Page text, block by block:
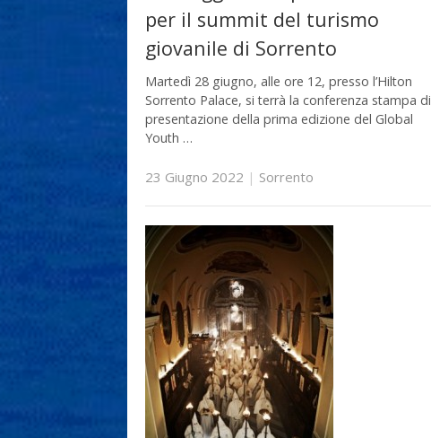
per il summit del turismo
giovanile di Sorrento
Martedì 28 giugno, alle ore 12, presso l’Hilton
Sorrento Palace, si terrà la conferenza stampa di
presentazione della prima edizione del Global
Youth …
23 Giugno 2022 | Sorrento